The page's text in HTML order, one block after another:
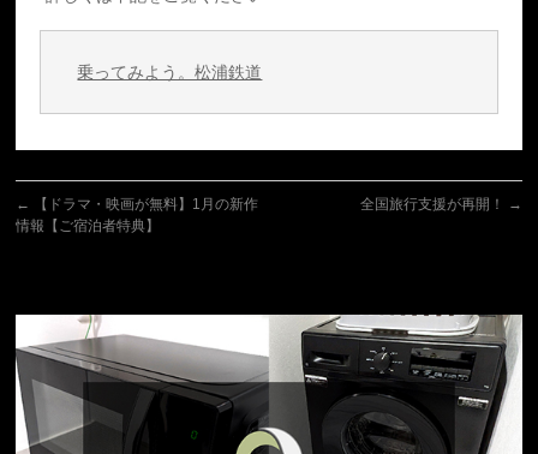
乗ってみよう。松浦鉄道
←
【ドラマ・映画が無料】1月の新作
情報【ご宿泊者特典】
全国旅行支援が再開！ →